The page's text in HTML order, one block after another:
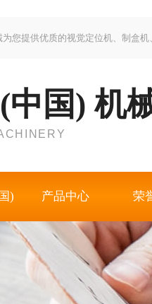
您提供优质的视觉定位机、制盒
中国) 机
) 产品中心 荣